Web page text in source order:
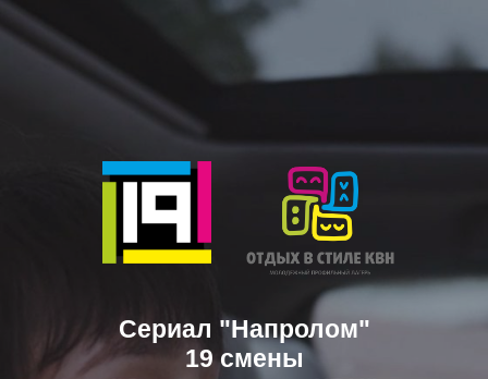
Сериал "Напролом"
19 смены